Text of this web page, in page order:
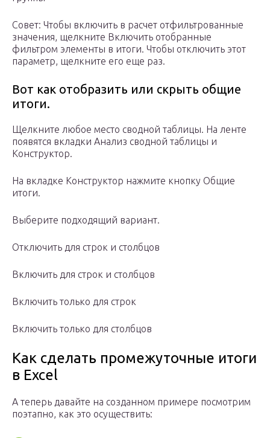
Совет: Чтобы включить в расчет отфильтрованные
значения, щелкните Включить отобранные
фильтром элементы в итоги. Чтобы отключить этот
параметр, щелкните его еще раз.
Вот как отобразить или скрыть общие
итоги.
Щелкните любое место сводной таблицы. На ленте
появятся вкладки Анализ сводной таблицы и
Конструктор.
На вкладке Конструктор нажмите кнопку Общие
итоги.
Выберите подходящий вариант.
Отключить для строк и столбцов
Включить для строк и столбцов
Включить только для строк
Включить только для столбцов
Как сделать промежуточные итоги
в Excel
А теперь давайте на созданном примере посмотрим
поэтапно, как это осуществить: